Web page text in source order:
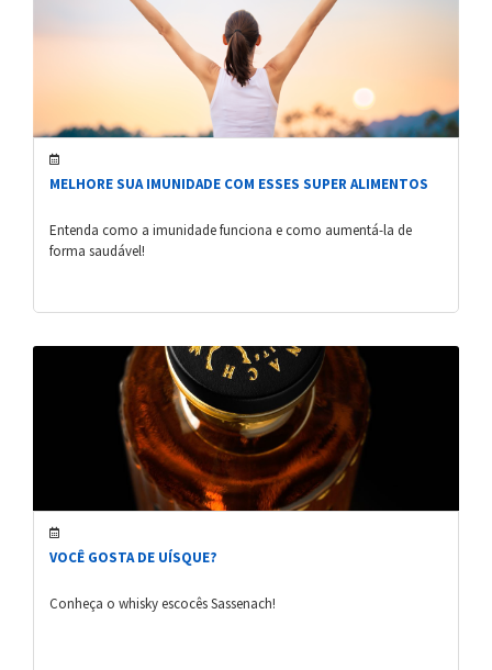
MELHORE SUA IMUNIDADE COM ESSES SUPER ALIMENTOS
Entenda como a imunidade funciona e como aumentá-la de
forma saudável!
VOCÊ GOSTA DE UÍSQUE?
Conheça o whisky escocês Sassenach!